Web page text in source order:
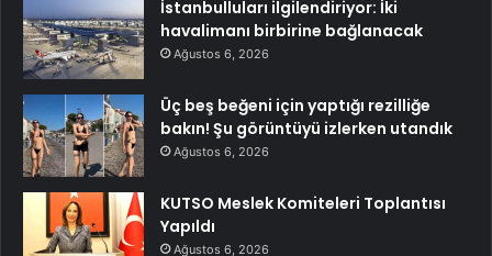
İstanbulluları ilgilendiriyor: İki
havalimanı birbirine bağlanacak
Ağustos 6, 2026
Üç beş beğeni için yaptığı rezilliğe
bakın! Şu görüntüyü izlerken utandık
Ağustos 6, 2026
KUTSO Meslek Komiteleri Toplantısı
Yapıldı
Ağustos 6, 2026